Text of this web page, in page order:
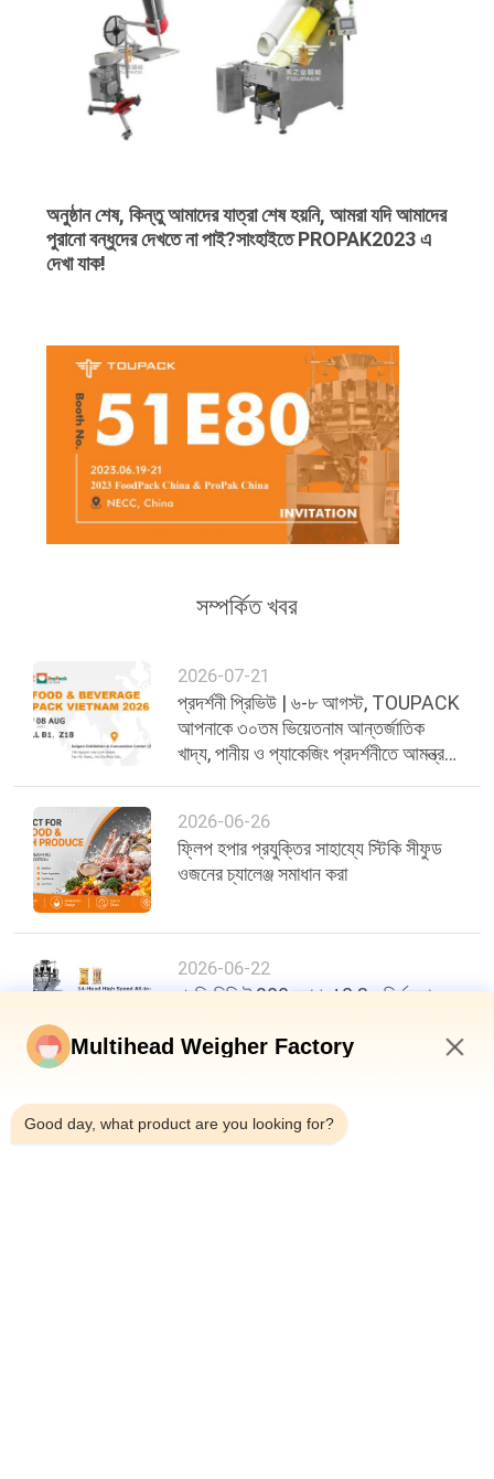
অনুষ্ঠান শেষ, কিন্তু আমাদের যাত্রা শেষ হয়নি, আমরা যদি আমাদের
পুরানো বন্ধুদের দেখতে না পাই?সাংহাইতে PROPAK2023 এ
দেখা যাক!
সম্পর্কিত খবর
2026-07-21
প্রদর্শনী প্রিভিউ | ৬-৮ আগস্ট, TOUPACK
আপনাকে ৩০তম ভিয়েতনাম আন্তর্জাতিক
খাদ্য, পানীয় ও প্যাকেজিং প্রদর্শনীতে আমন্ত্রণ
2026-06-26
ফ্লিপ হপার প্রযুক্তির সাহায্যে স্টিকি সীফুড
ওজনের চ্যালেঞ্জ সমাধান করা
2026-06-22
প্রতি মিনিটে 200 ব্যাগ, ±0.3g নির্ভুলতা:
Multihead Weigher Factory
Good day, what product are you looking for?